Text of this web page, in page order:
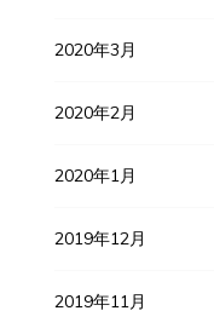
2020年3月
2020年2月
2020年1月
2019年12月
2019年11月